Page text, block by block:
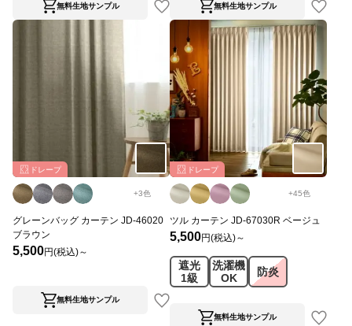
無料生地サンプル 無料生地サンプル
ドレープ
+3色
グレーンバッグ カーテン JD-46020
ブラウン
5,500円(税込)～
無料生地サンプル
ドレープ
+45色
ツル カーテン JD-67030R ベージュ
5,500円(税込)～
遮光
1級
洗濯機
OK
防炎
無料生地サンプル